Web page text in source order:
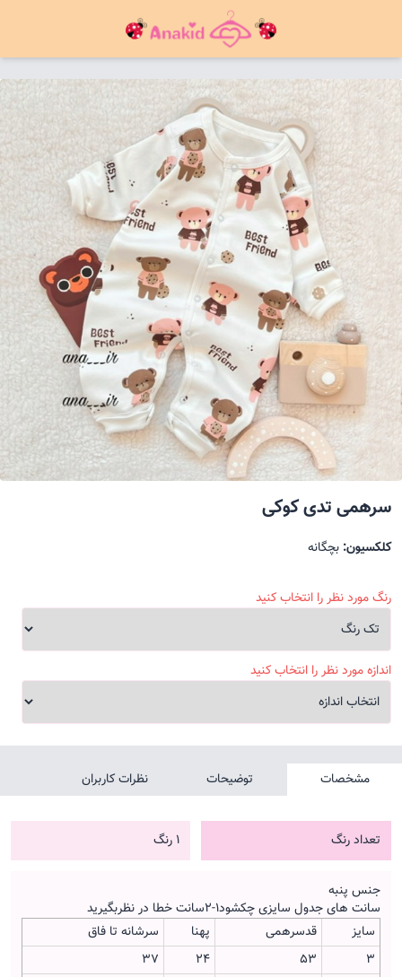
سرهمی تدی کوکی
کلکسیون: بچگانه
رنگ مورد نظر را انتخاب کنید
اندازه مورد نظر را انتخاب کنید
مشخصات توضیحات نظرات کاربران
تعداد رنگ 1 رنگ
جنس پنبه
سانت های جدول سایزی چکشود۱-۲سانت خطا در نظربگیرید
سایز
قدسرهمی پهنا
سرشانه تا فاق
۳
۵۳ ۲۴
۳۷